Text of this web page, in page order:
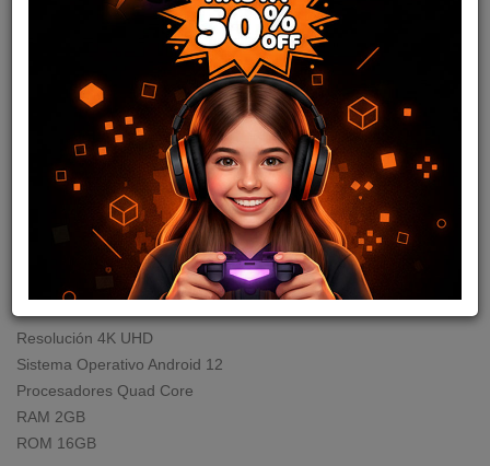
TV BOX X6 Mini H618 2/16
GB BT WIFI RCU ANDROID
cod: I01810
50,04
Consulte por stock
Resolución 4K UHD
Sistema Operativo Android 12
Procesadores Quad Core
RAM 2GB
ROM 16GB